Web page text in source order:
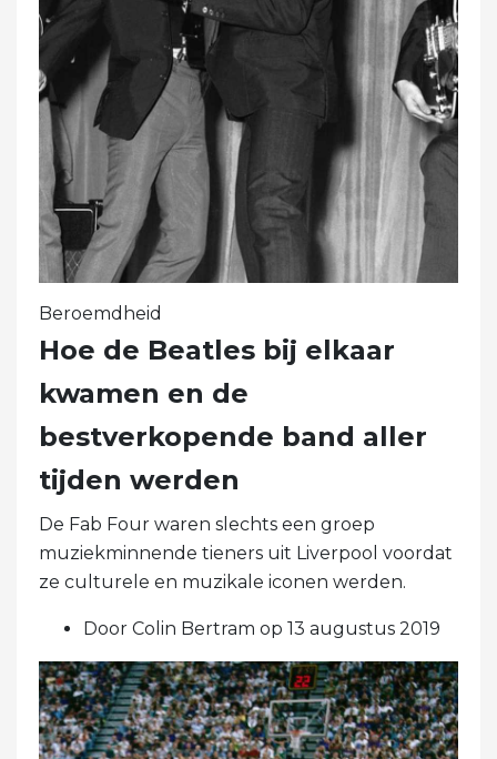
Beroemdheid
Hoe de Beatles bij elkaar
kwamen en de
bestverkopende band aller
tijden werden
De Fab Four waren slechts een groep
muziekminnende tieners uit Liverpool voordat
ze culturele en muzikale iconen werden.
Door Colin Bertram op 13 augustus 2019